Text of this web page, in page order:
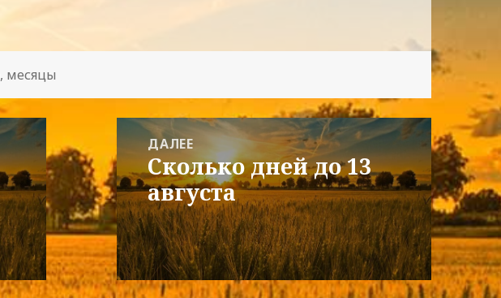
, месяцы
ДАЛЕЕ
Следующая
запись:
Сколько дней до 13
августа